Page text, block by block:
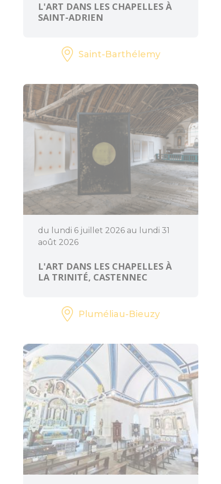
L'ART DANS LES CHAPELLES À
SAINT-ADRIEN
Saint-Barthélemy
du lundi 6 juillet 2026 au lundi 31
août 2026
L'ART DANS LES CHAPELLES À
LA TRINITÉ, CASTENNEC
Pluméliau-Bieuzy